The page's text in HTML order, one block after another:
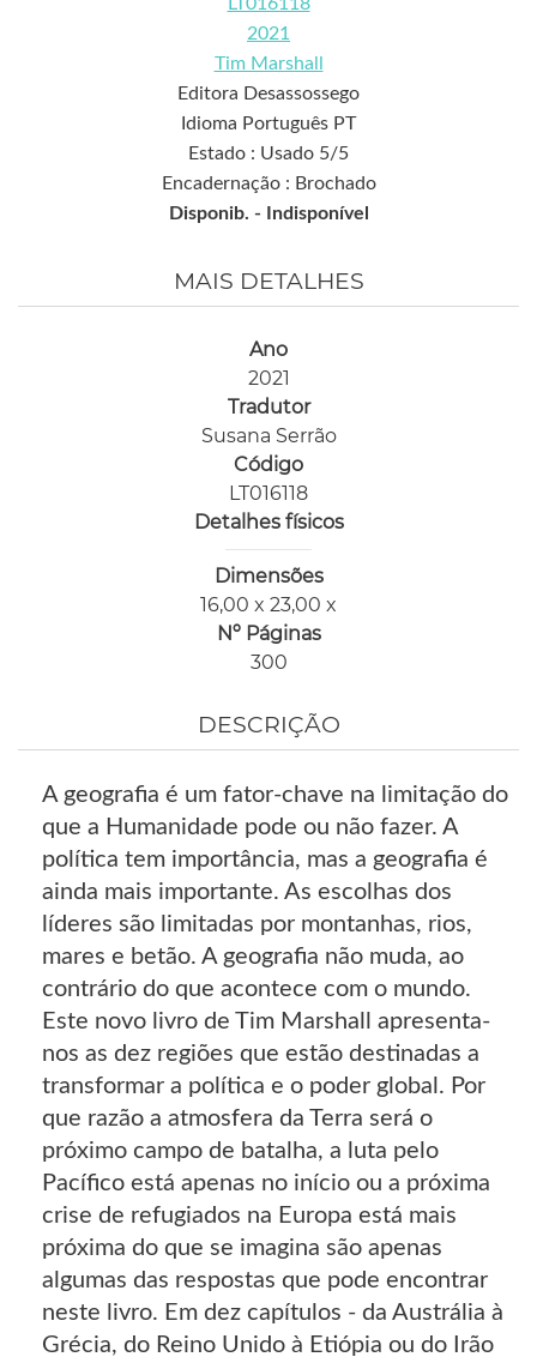
2021
Tim Marshall
Editora Desassossego
Idioma Português PT
Estado : Usado 5/5
Encadernação : Brochado
Disponib. -
Indisponível
MAIS DETALHES
Ano
2021
Tradutor
Susana Serrão
Código
LT016118
Detalhes físicos
Dimensões
16,00 x 23,00 x
Nº Páginas
300
DESCRIÇÃO
A geografia é um fator-chave na limitação do
que a Humanidade pode ou não fazer. A
política tem importância, mas a geografia é
ainda mais importante. As escolhas dos
líderes são limitadas por montanhas, rios,
mares e betão. A geografia não muda, ao
contrário do que acontece com o mundo.
Este novo livro de Tim Marshall apresenta-
nos as dez regiões que estão destinadas a
transformar a política e o poder global. Por
que razão a atmosfera da Terra será o
próximo campo de batalha, a luta pelo
Pacífico está apenas no início ou a próxima
crise de refugiados na Europa está mais
próxima do que se imagina são apenas
algumas das respostas que pode encontrar
neste livro. Em dez capítulos - da Austrália à
Grécia, do Reino Unido à Etiópia ou do Irão